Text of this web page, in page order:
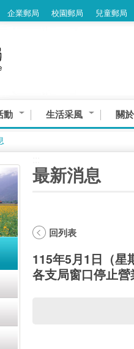
企業郵局 校園郵局 兒童郵局
動 生活采風 關
最新消息
回列表
115年5月1日（星
各支局窗口停止營